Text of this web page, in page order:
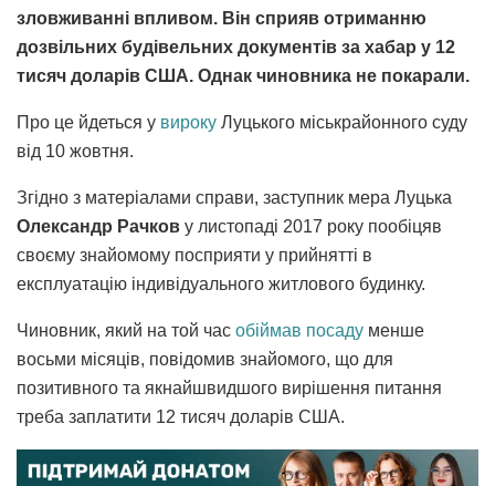
зловживанні впливом. Він сприяв отриманню
дозвільних будівельних документів за хабар у 12
тисяч доларів США. Однак чиновника не покарали.
Про це йдеться у вироку Луцького міськрайонного суду
від 10 жовтня.
Згідно з матеріалами справи, заступник мера Луцька
Олександр Рачков у листопаді 2017 року пообіцяв
своєму знайомому посприяти у прийнятті в
експлуатацію індивідуального житлового будинку.
Чиновник, який на той час обіймав посаду менше
восьми місяців, повідомив знайомого, що для
позитивного та якнайшвидшого вирішення питання
треба заплатити 12 тисяч доларів США.